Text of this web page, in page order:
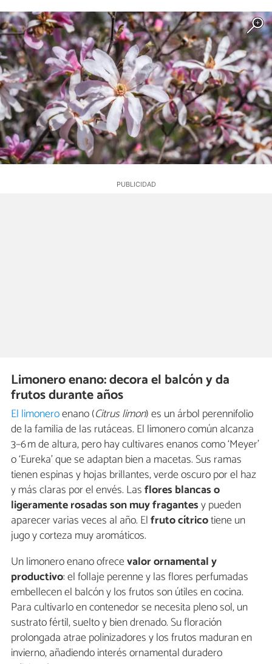
Limonero enano: decora el balcón y da
frutos durante años
El limoneroenano (Citrus limon) es un árbol perennifolio
de la familia de las rutáceas. El limonero común alcanza
3–6 m de altura, pero hay cultivares enanos como ‘Meyer’
o ‘Eureka’ que se adaptan bien a macetas. Sus ramas
tienen espinas y hojas brillantes, verde oscuro por el haz
y más claras por el envés. Lasflores blancas o
ligeramente rosadas son muy fragantesy pueden
aparecer varias veces al año. Elfruto cítricotiene un
jugo y corteza muy aromáticos.
Un limonero enano ofrecevalor ornamental y
productivo: el follaje perenne y las flores perfumadas
embellecen el balcón y los frutos son útiles en cocina.
Para cultivarlo en contenedor se necesita pleno sol, un
sustrato fértil, suelto y bien drenado. Su floración
prolongada atrae polinizadores y los frutos maduran en
invierno, añadiendo interés ornamental duradero